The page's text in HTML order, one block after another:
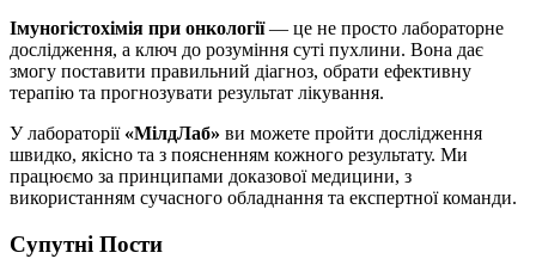
Імуногістохімія при онкології— це не просто лабораторне
дослідження, а ключ до розуміння суті пухлини. Вона дає
змогу поставити правильний діагноз, обрати ефективну
терапію та прогнозувати результат лікування.
У лабораторії «МілдЛаб» ви можете пройти дослідження
швидко, якісно та з поясненням кожного результату. Ми
працюємо за принципами доказової медицини, з
використанням сучасного обладнання та експертної команди.
Супутні Поcти